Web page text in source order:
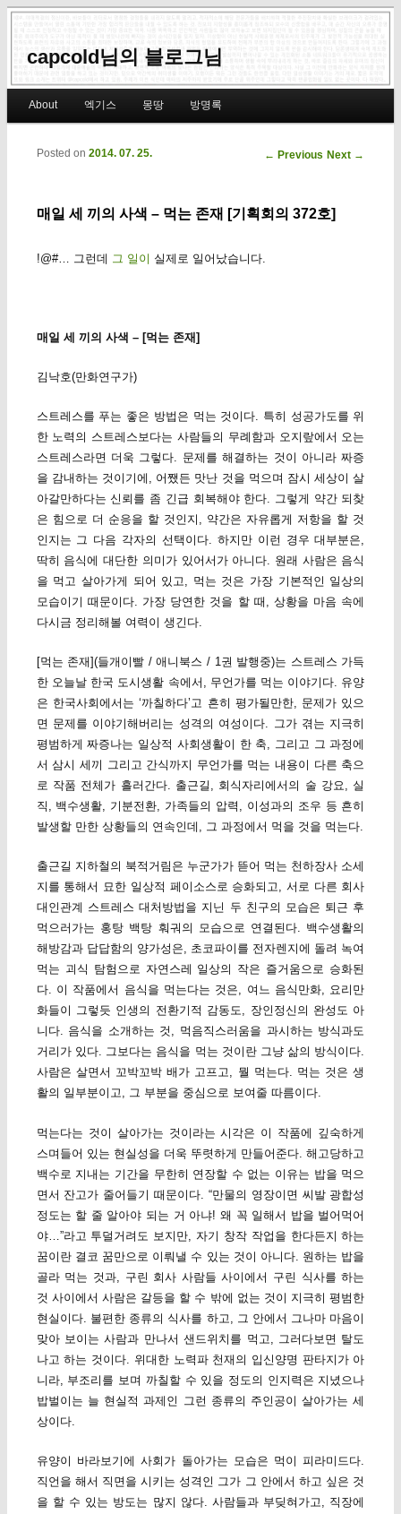
capcold님의 블로그님
Skip to primary content
Skip to secondary content
About 엑기스 몽땅 방명록
Post navigation
← Previous Next →
매일 세 끼의 사색 – 먹는 존재 [기획회의 372호]
Posted on 2014. 07. 25.
!@#… 그런데 그 일이 실제로 일어났습니다.
매일 세 끼의 사색 – [먹는 존재]
김낙호(만화연구가)
스트레스를 푸는 좋은 방법은 먹는 것이다. 특히 성공가도를 위
한 노력의 스트레스보다는 사람들의 무례함과 오지랖에서 오는
스트레스라면 더욱 그렇다. 문제를 해결하는 것이 아니라 짜증
을 감내하는 것이기에, 어쨌든 맛난 것을 먹으며 잠시 세상이 살
아갈만하다는 신뢰를 좀 긴급 회복해야 한다. 그렇게 약간 되찾
은 힘으로 더 순응을 할 것인지, 약간은 자유롭게 저항을 할 것
인지는 그 다음 각자의 선택이다. 하지만 이런 경우 대부분은,
딱히 음식에 대단한 의미가 있어서가 아니다. 원래 사람은 음식
을 먹고 살아가게 되어 있고, 먹는 것은 가장 기본적인 일상의
모습이기 때문이다. 가장 당연한 것을 할 때, 상황을 마음 속에
다시금 정리해볼 여력이 생긴다.
[먹는 존재](들개이빨 / 애니북스 / 1권 발행중)는 스트레스 가득
한 오늘날 한국 도시생활 속에서, 무언가를 먹는 이야기다. 유양
은 한국사회에서는 ‘까칠하다’고 흔히 평가될만한, 문제가 있으
면 문제를 이야기해버리는 성격의 여성이다. 그가 겪는 지극히
평범하게 짜증나는 일상적 사회생활이 한 축, 그리고 그 과정에
서 삼시 세끼 그리고 간식까지 무언가를 먹는 내용이 다른 축으
로 작품 전체가 흘러간다. 출근길, 회식자리에서의 술 강요, 실
직, 백수생활, 기분전환, 가족들의 압력, 이성과의 조우 등 흔히
발생할 만한 상황들의 연속인데, 그 과정에서 먹을 것을 먹는다.
출근길 지하철의 북적거림은 누군가가 뜯어 먹는 천하장사 소세
지를 통해서 묘한 일상적 페이소스로 승화되고, 서로 다른 회사
대인관계 스트레스 대처방법을 지닌 두 친구의 모습은 퇴근 후
먹으러가는 홍탕 백탕 훠궈의 모습으로 연결된다. 백수생활의
해방감과 답답함의 양가성은, 초코파이를 전자렌지에 돌려 녹여
먹는 괴식 탐험으로 자연스레 일상의 작은 즐거움으로 승화된
다. 이 작품에서 음식을 먹는다는 것은, 여느 음식만화, 요리만
화들이 그렇듯 인생의 전환기적 감동도, 장인정신의 완성도 아
니다. 음식을 소개하는 것, 먹음직스러움을 과시하는 방식과도
거리가 있다. 그보다는 음식을 먹는 것이란 그냥 삶의 방식이다.
사람은 살면서 꼬박꼬박 배가 고프고, 뭘 먹는다. 먹는 것은 생
활의 일부분이고, 그 부분을 중심으로 보여줄 따름이다.
먹는다는 것이 살아가는 것이라는 시각은 이 작품에 깊숙하게
스며들어 있는 현실성을 더욱 뚜렷하게 만들어준다. 해고당하고
백수로 지내는 기간을 무한히 연장할 수 없는 이유는 밥을 먹으
면서 잔고가 줄어들기 때문이다. “만물의 영장이면 씨발 광합성
정도는 할 줄 알아야 되는 거 아냐! 왜 꼭 일해서 밥을 벌어먹어
야…”라고 투덜거려도 보지만, 자기 창작 작업을 한다든지 하는
꿈이란 결코 꿈만으로 이뤄낼 수 있는 것이 아니다. 원하는 밥을
골라 먹는 것과, 구린 회사 사람들 사이에서 구린 식사를 하는
것 사이에서 사람은 갈등을 할 수 밖에 없는 것이 지극히 평범한
현실이다. 불편한 종류의 식사를 하고, 그 안에서 그나마 마음이
맞아 보이는 사람과 만나서 샌드위치를 먹고, 그러다보면 탈도
나고 하는 것이다. 위대한 노력파 천재의 입신양명 판타지가 아
니라, 부조리를 보며 까칠할 수 있을 정도의 인지력은 지녔으나
밥벌이는 늘 현실적 과제인 그런 종류의 주인공이 살아가는 세
상이다.
유양이 바라보기에 사회가 돌아가는 모습은 먹이 피라미드다.
직언을 해서 직면을 시키는 성격인 그가 그 안에서 하고 싶은 것
을 할 수 있는 방도는 많지 않다. 사람들과 부딪혀가고, 직장에